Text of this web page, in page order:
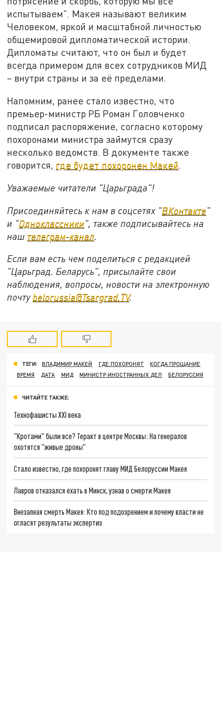
испытываем". Макея называют великим
Человеком, яркой и масштабной личностью
общемировой дипломатической истории.
Дипломаты считают, что он был и будет
всегда примером для всех сотрудников МИД
– внутри страны и за её пределами.
Напомним, ранее стало известно, что
премьер-министр РБ Роман Головченко
подписал распоряжение, согласно которому
похоронами министра займутся сразу
несколько ведомств. В документе также
говорится, где будет похоронен Макей.
Уважаемые читатели "Царьграда"!
Присоединяйтесь к нам в соцсетях "ВКонтакте"
и "Одноклассники", также подписывайтесь на
наш телеграм-канал
Если вам есть чем поделиться с редакцией
"Царьград. Беларусь", присылайте свои
наблюдения, вопросы, новости на электронную
почту belorussia@Tsargrad.TV.
ТЕГИ: ВЛАДИМИР МАКЕЙ ГДЕ ПОХОРОНЯТ
КОГДА ПРОЩАНИЕ
ВРЕМЯ
ДАТА МИД МИНИСТР ИНОСТРАННЫХ ДЕЛ БЕЛОРУССИЯ
ЧИТАЙТЕ ТАКЖЕ:
Технофашисты XXI века
"Кротами" были все? Теракт в центре Москвы: На генералов
охотятся "живые дроны"
Стало известно, где похоронят главу МИД Белоруссии Макея
Лавров отказался ехать в Минск, узнав о смерти Макея
Внезапная смерть Макея: Кто под подозрением и почему власти не
огласят результаты экспертиз